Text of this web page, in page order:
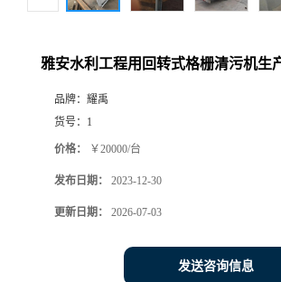
雅安水利工程用回转式格栅清污机生
品牌： 耀禹
货号： 1
价格： ￥20000/台
发布日期： 2023-12-30
更新日期： 2026-07-03
发送咨询信息